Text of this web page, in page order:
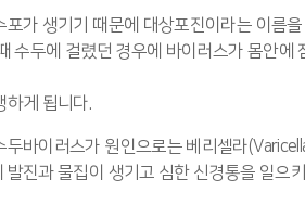
포가 생기기 때문에 대상포진이라는 이름을
수두에 걸렸던 경우에 바이러스가 몸안에
하게 됩니다.
두바이러스가 원인으로는 베리셀라
발진과 물집이 생기고 심한 신경통을 일으키